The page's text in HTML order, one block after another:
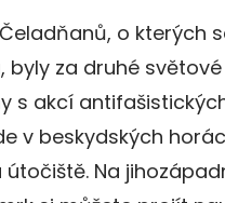
o kterých
byly za druhé
s akcí
v beskydských
útočiště. Na